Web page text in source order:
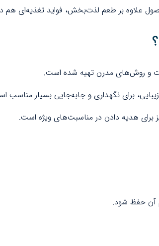
علاوه بر طعم لذت‌بخش، فواید تغذیه‌ای هم
و روش‌های مدرن تهیه شده است.
هدیه دادن در مناسبت‌های ویژه است.
آن حفظ شود.